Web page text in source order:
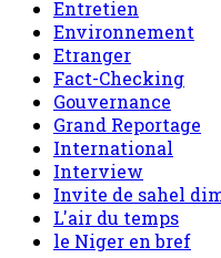
Entretien
Environnement
Etranger
Fact-Checking
Gouvernance
Grand Reportage
International
Interview
Invite de sahel
L'air du temps
le Niger en bref